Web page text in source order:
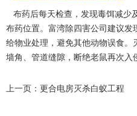
布药后每天检查，发现毒饵减少
布药位置。富湾除四害公司建议
给物业处理，避免其他动物误食
墙角、管道缝隙，断绝老鼠再次入
上一页： 更合电房灭杀白蚁工程